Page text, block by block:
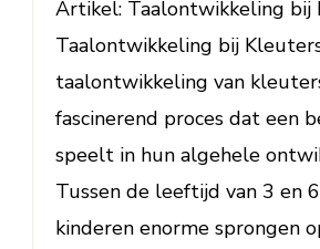
de
Artikel: Taalontwikkeling bij
Taalontwikkeling bij
taalontwikkeling van
fascinerend proces dat een
speelt in hun algehele
Tussen de leeftijd van 3 en
kinderen enorme sprongen